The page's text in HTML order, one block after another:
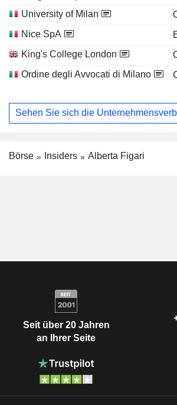
University of Milan
Nice SpA
King's College London
Ordine degli Avvocati di Milano
Sehen Sie sich die
Börse Insiders Alberta Figari
Seit über 20 Jahren
an Ihrer Seite